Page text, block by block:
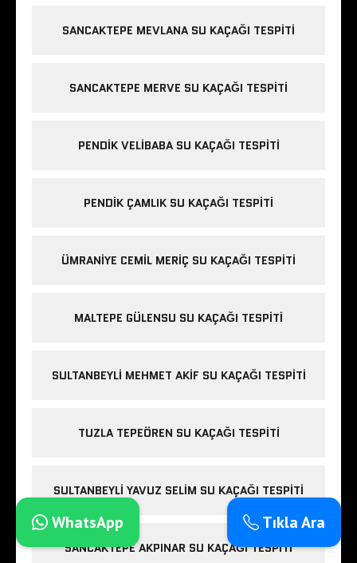
SANCAKTEPE MEVLANA SU KAÇAĞI TESPITI
SANCAKTEPE MERVE SU KAÇAĞI TESPITI
PENDIK VELIBABA SU KAÇAĞI TESPITI
PENDIK ÇAMLIK SU KAÇAĞI TESPITI
ÜMRANIYE CEMIL MERIÇ SU KAÇAĞI TESPITI
MALTEPE GÜLENSU SU KAÇAĞI TESPITI
SULTANBEYLI MEHMET AKIF SU KAÇAĞI TESPITI
TUZLA TEPEÖREN SU KAÇAĞI TESPITI
SULTANBEYLI YAVUZ SELIM SU KAÇAĞI TESPITI
SANCAKTEPE AKPINAR SU KAÇAĞI TESPITI
Tıkla Ara
WhatsApp